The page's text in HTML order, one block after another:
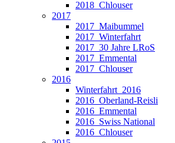
2018_Chlouser
2017
2017_Maibummel
2017_Winterfahrt
2017_30 Jahre LRoS
2017_Emmental
2017_Chlouser
2016
Winterfahrt_2016
2016_Oberland-Reisli
2016_Emmental
2016_Swiss National
2016_Chlouser